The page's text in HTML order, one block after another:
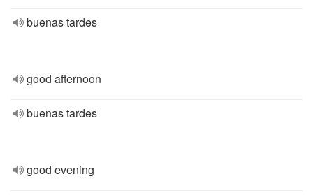
buenas tardes
good afternoon
buenas tardes
good evening